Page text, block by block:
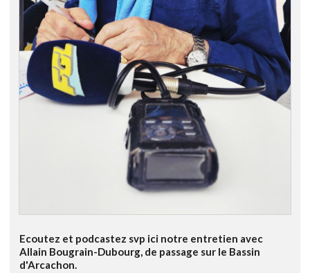
Ecoutez et podcastez svp ici notre entretien avec
Allain Bougrain-Dubourg, de passage sur le Bassin
d'Arcachon.